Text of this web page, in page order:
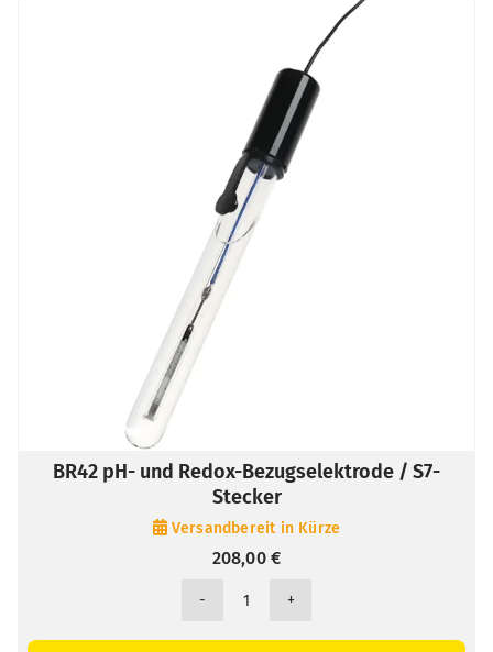
BR42 pH- und Redox-Bezugselektrode / S7-
Stecker
Versandbereit in Kürze
208,00€
BR42